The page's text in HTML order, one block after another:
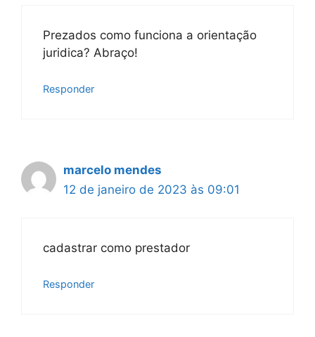
Prezados como funciona a orientação
juridica? Abraço!
Responder
marcelo mendes
12 de janeiro de 2023 às 09:01
cadastrar como prestador
Responder